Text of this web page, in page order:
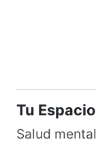
Tu
Salud